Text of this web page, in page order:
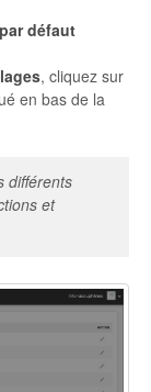
défaut
, cliquez sur
en bas de la
différents
et